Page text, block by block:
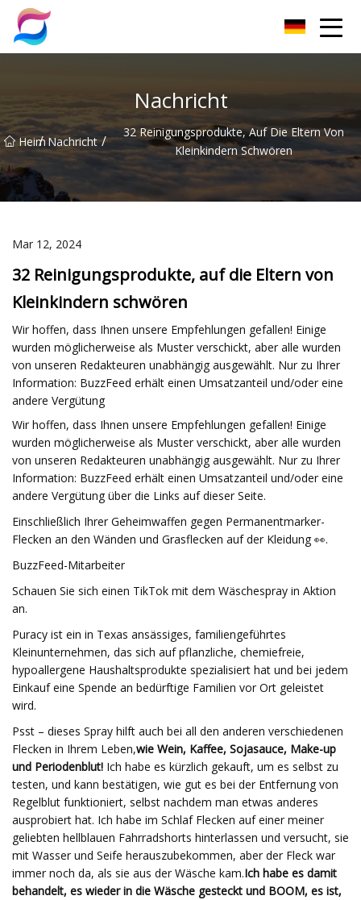
Nachricht
Heim
/ Nachricht /
32 Reinigungsprodukte, Auf Die Eltern Von
Kleinkindern Schwören
Mar 12, 2024
32 Reinigungsprodukte, auf die Eltern von
Kleinkindern schwören
Wir hoffen, dass Ihnen unsere Empfehlungen gefallen! Einige
wurden möglicherweise als Muster verschickt, aber alle wurden
von unseren Redakteuren unabhängig ausgewählt. Nur zu Ihrer
Information: BuzzFeed erhält einen Umsatzanteil und/oder eine
andere Vergütung
Wir hoffen, dass Ihnen unsere Empfehlungen gefallen! Einige
wurden möglicherweise als Muster verschickt, aber alle wurden
von unseren Redakteuren unabhängig ausgewählt. Nur zu Ihrer
Information: BuzzFeed erhält einen Umsatzanteil und/oder eine
andere Vergütung über die Links auf dieser Seite.
Einschließlich Ihrer Geheimwaffen gegen Permanentmarker-
Flecken an den Wänden und Grasflecken auf der Kleidung 👀.
BuzzFeed-Mitarbeiter
Schauen Sie sich einen TikTok mit dem Wäschespray in Aktion
an.
Puracy ist ein in Texas ansässiges, familiengeführtes
Kleinunternehmen, das sich auf pflanzliche, chemiefreie,
hypoallergene Haushaltsprodukte spezialisiert hat und bei jedem
Einkauf eine Spende an bedürftige Familien vor Ort geleistet
wird.
Psst – dieses Spray hilft auch bei all den anderen verschiedenen
Flecken in Ihrem Leben,wie Wein, Kaffee, Sojasauce, Make-up
und Periodenblut! Ich habe es kürzlich gekauft, um es selbst zu
testen, und kann bestätigen, wie gut es bei der Entfernung von
Regelblut funktioniert, selbst nachdem man etwas anderes
ausprobiert hat. Ich habe im Schlaf Flecken auf einer meiner
geliebten hellblauen Fahrradshorts hinterlassen und versucht, sie
mit Wasser und Seife herauszubekommen, aber der Fleck war
immer noch da, als sie aus der Wäsche kam.Ich habe es damit
behandelt, es wieder in die Wäsche gesteckt und BOOM, es ist,